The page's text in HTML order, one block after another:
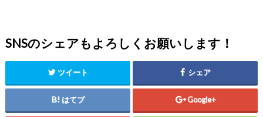
SNSのシェアもよろしくお願いします！
ツイート シェア
はてブ Google+